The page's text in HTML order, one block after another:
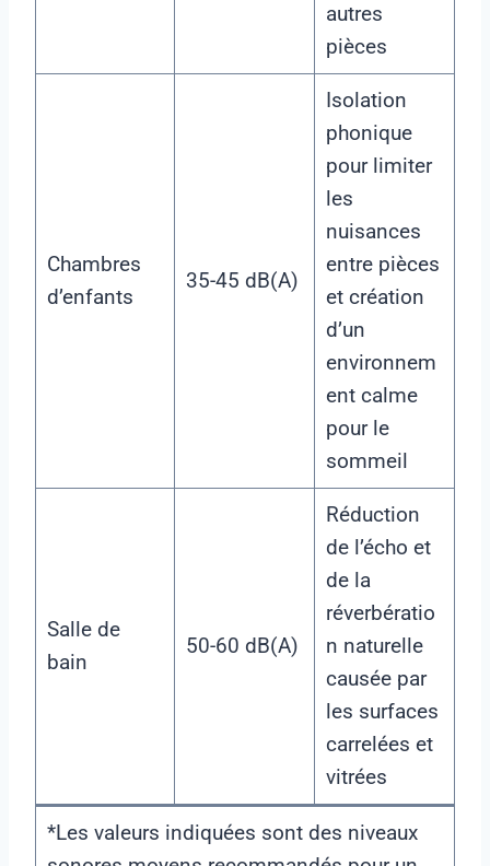
autres
pièces
Chambres
d’enfants
35-45 dB(A)
Isolation
phonique
pour limiter
les
nuisances
entre pièces
et création
d’un
environnem
ent calme
pour le
sommeil
Salle de
bain
50-60 dB(A)
Réduction
de l’écho et
de la
réverbératio
n naturelle
causée par
les surfaces
carrelées et
vitrées
*Les valeurs indiquées sont des niveaux